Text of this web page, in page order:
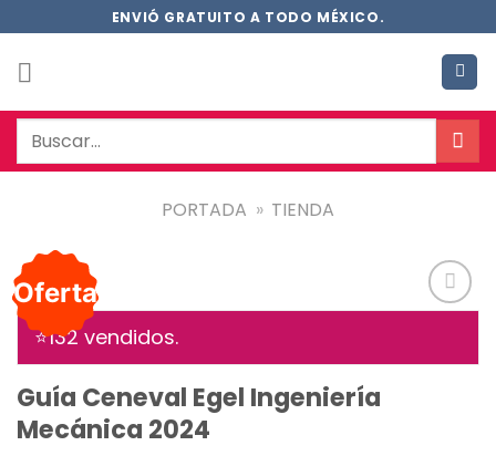
al
contenido
ENVIÓ GRATUITO A TODO MÉXICO.
Buscar
PORTADA » TIENDA
Oferta
lista de
⭐132vendidos.
Guía Ceneval Egel Ingeniería
Mecánica 2024